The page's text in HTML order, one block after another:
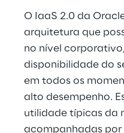
O IaaS 2.0 da
arquitetura que
no nível
disponibilidade do
em todos os
alto desempenho.
utilidade típicas da
acompanhadas